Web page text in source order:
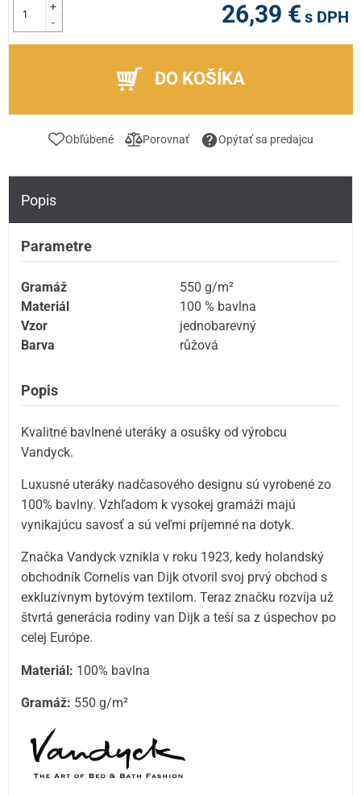
+
-
26,39 € s DPH
DO KOŠÍKA
Obľúbené Porovnať Opýtať sa predajcu
Popis
Parametre
Gramáž
550 g/m²
Materiál
100 % bavlna
Vzor
jednobarevný
Barva
růžová
Popis
Kvalitné bavlnené uteráky a osušky od výrobcu
Vandyck.
Luxusné uteráky nadčasového designu sú vyrobené zo
100% bavlny. Vzhľadom k vysokej gramáži majú
vynikajúcu savosť a sú veľmi príjemné na dotyk.
Značka Vandyck vznikla v roku 1923, kedy holandský
obchodník Cornelis van Dijk otvoril svoj prvý obchod s
exkluzívnym bytovým textilom. Teraz značku rozvíja už
štvrtá generácia rodiny van Dijk a teší sa z úspechov po
celej Európe.
Materiál: 100% bavlna
Gramáž: 550 g/m²